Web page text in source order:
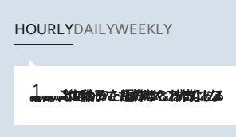
HOURLYDAILYWEEKLY
2026.8.5
【阿川佐和子さんの年とる力】なぜ70代で始めた趣味は“こんなに楽しい”のか？ ピアノ、俳句…スランプに陥っても続けられる“ある秘訣”とは